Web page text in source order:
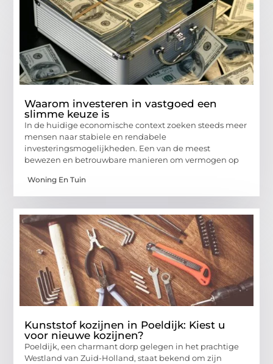
Waarom investeren in vastgoed een
slimme keuze is
In de huidige economische context zoeken steeds meer
mensen naar stabiele en rendabele
investeringsmogelijkheden. Een van de meest
bewezen en betrouwbare manieren om vermogen op
Woning En Tuin
Kunststof kozijnen in Poeldijk: Kiest u
voor nieuwe kozijnen?
Poeldijk, een charmant dorp gelegen in het prachtige
Westland van Zuid-Holland, staat bekend om zijn